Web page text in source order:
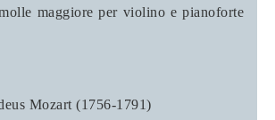
maggiore per violino e pianoforte
Mozart (1756-1791)